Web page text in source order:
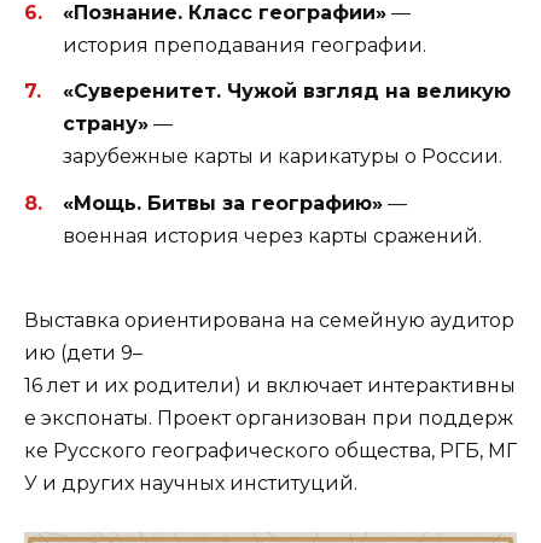
«Познание. Класс географии» —
история преподавания географии.
«Суверенитет. Чужой взгляд на великую
страну» —
зарубежные карты и карикатуры о России.
«Мощь. Битвы за географию» —
военная история через карты сражений.
Выставка ориентирована на семейную аудитор
ию (дети 9–
16 лет и их родители) и включает интерактивны
е экспонаты. Проект организован при поддерж
ке Русского географического общества, РГБ, МГ
У и других научных институций.